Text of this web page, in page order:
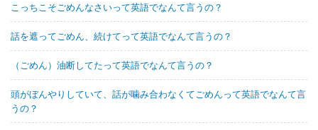
こっちこそごめんなさいって英語でなんて言うの？
話を遮ってごめん、続けてって英語でなんて言うの？
（ごめん）油断してたって英語でなんて言うの？
頭がぼんやりしていて、話が噛み合わなくてごめんって英語でなんて言
うの？